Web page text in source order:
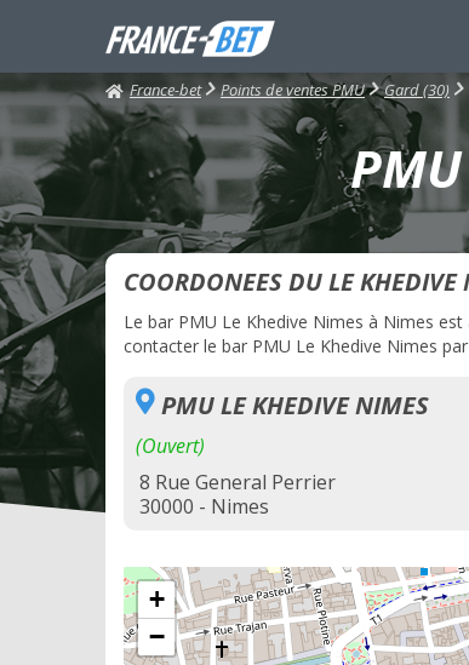
France-bet Points de ventes PMU Gard (30)
COORDONEES DU LE KHEDIVE
Le bar PMU Le Khedive Nimes à Nimes
contacter le bar PMU Le Khedive Nimes
PMU LE KHEDIVE NIMES
(Ouvert)
8 Rue General Perrier
30000 - Nimes
+
−